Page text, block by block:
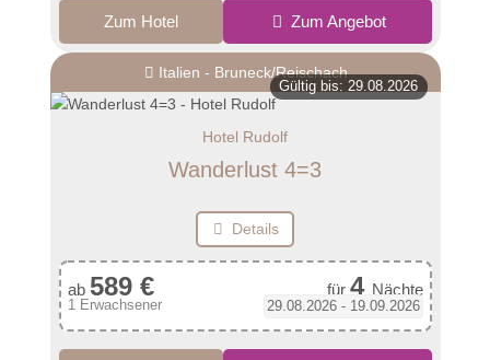
Zum Hotel Zum Angebot
Italien - Bruneck/Reischach
Gültig bis: 29.08.2026
Hotel Rudolf
Wanderlust 4=3
Details
ab 589 € für 4 Nächte
1 Erwachsener 29.08.2026 - 19.09.2026